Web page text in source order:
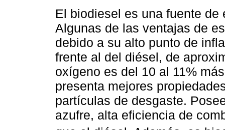
El biodiesel es una fuente
Algunas de las ventajas de
debido a su alto punto de
frente al del diésel, de
oxígeno es del 10 al 11%
presenta mejores
partículas de desgaste.
azufre, alta eficiencia de